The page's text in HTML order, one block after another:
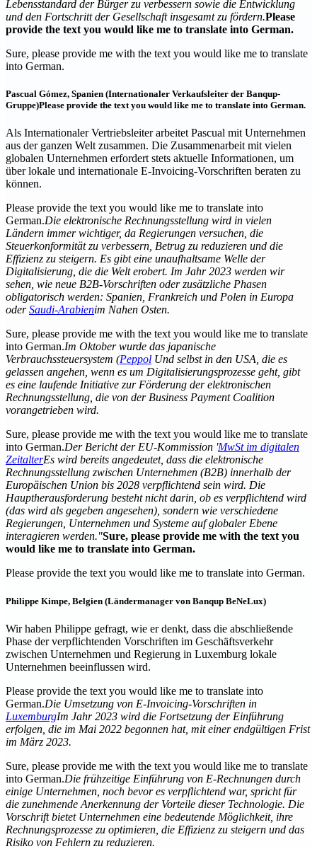
Lebensstandard der Bürger zu verbessern sowie die Entwicklung
und den Fortschritt der Gesellschaft insgesamt zu fördern.Please
provide the text you would like me to translate into German.
Sure, please provide me with the text you would like me to translate
into German.
Pascual Gómez, Spanien (Internationaler Verkaufsleiter der Banqup-
Gruppe)Please provide the text you would like me to translate into German.
Als Internationaler Vertriebsleiter arbeitet Pascual mit Unternehmen
aus der ganzen Welt zusammen. Die Zusammenarbeit mit vielen
globalen Unternehmen erfordert stets aktuelle Informationen, um
über lokale und internationale E-Invoicing-Vorschriften beraten zu
können.
Please provide the text you would like me to translate into
German.Die elektronische Rechnungsstellung wird in vielen
Ländern immer wichtiger, da Regierungen versuchen, die
Steuerkonformität zu verbessern, Betrug zu reduzieren und die
Effizienz zu steigern. Es gibt eine unaufhaltsame Welle der
Digitalisierung, die die Welt erobert. Im Jahr 2023 werden wir
sehen, wie neue B2B-Vorschriften oder zusätzliche Phasen
obligatorisch werden: Spanien, Frankreich und Polen in Europa
oderSaudi-Arabienim Nahen Osten.
Sure, please provide me with the text you would like me to translate
into German.Im Oktober wurde das japanische
Verbrauchssteuersystem (Peppol Und selbst in den USA, die es
gelassen angehen, wenn es um Digitalisierungsprozesse geht, gibt
es eine laufende Initiative zur Förderung der elektronischen
Rechnungsstellung, die von der Business Payment Coalition
vorangetrieben wird.
Sure, please provide me with the text you would like me to translate
into German.Der Bericht der EU-Kommission 'MwSt im digitalen
ZeitalterEs wird bereits angedeutet, dass die elektronische
Rechnungsstellung zwischen Unternehmen (B2B) innerhalb der
Europäischen Union bis 2028 verpflichtend sein wird. Die
Hauptherausforderung besteht nicht darin, ob es verpflichtend wird
(das wird als gegeben angesehen), sondern wie verschiedene
Regierungen, Unternehmen und Systeme auf globaler Ebene
interagieren werden."Sure, please provide me with the text you
would like me to translate into German.
Please provide the text you would like me to translate into German.
Philippe Kimpe, Belgien (Ländermanager von Banqup BeNeLux)
Wir haben Philippe gefragt, wie er denkt, dass die abschließende
Phase der verpflichtenden Vorschriften im Geschäftsverkehr
zwischen Unternehmen und Regierung in Luxemburg lokale
Unternehmen beeinflussen wird.
Please provide the text you would like me to translate into
German.Die Umsetzung von E-Invoicing-Vorschriften in
LuxemburgIm Jahr 2023 wird die Fortsetzung der Einführung
erfolgen, die im Mai 2022 begonnen hat, mit einer endgültigen Frist
im März 2023.
Sure, please provide me with the text you would like me to translate
into German.Die frühzeitige Einführung von E-Rechnungen durch
einige Unternehmen, noch bevor es verpflichtend war, spricht für
die zunehmende Anerkennung der Vorteile dieser Technologie. Die
Vorschrift bietet Unternehmen eine bedeutende Möglichkeit, ihre
Rechnungsprozesse zu optimieren, die Effizienz zu steigern und das
Risiko von Fehlern zu reduzieren.